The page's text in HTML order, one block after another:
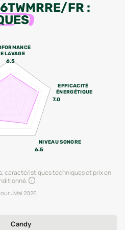
FR :
LAVAGE
6.5
EFFICACITÉ
ÉNERGÉTIQUE
7.0
NIVEAU SONORE
6.5
caractéristiques techniques et prix en
: Mai 2026
Candy